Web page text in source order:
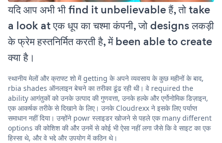
यदि आप अभी भी find it unbelievable हैं, तो take
a look at एक धूप का चश्मा कंपनी, जो designs लकड़ी
के फ्रेम हस्तनिर्मित करती है, में been able to create
क्या है।
स्थानीय मेलों और क्राफ्ट शो में getting के अपने व्यवसाय के कुछ महीनों के बाद,
rbia shades ऑनलाइन बेचने का तरीका ढूंढ रही थी। वे required the
ability आगंतुकों को उनके उत्पाद की गुणवत्ता, उनके हल्के और एर्गोनोमिक डिज़ाइन,
एक आकर्षक तरीके से दिखाने के लिए। उनके Cloudrexx ने इसके लिए पर्याप्त
समाधान नहीं दिया। उन्होंने powr स्लाइडर खोजने से पहले एक many different
options की कोशिश की और उनमें से कोई भी ऐसा नहीं लगा जैसे कि वे साइट का एक
हिस्सा थे, और वे भद्दे और उपयोग में कठिन थे।